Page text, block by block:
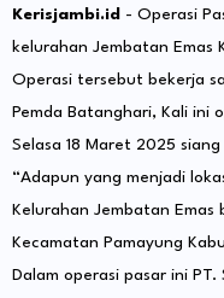
Kerisjambi.id - Operasi
kelurahan Jembatan Emas
Operasi tersebut bekerja
Pemda Batanghari, Kali ini
Selasa 18 Maret 2025
“Adapun yang menjadi
Kelurahan Jembatan
Kecamatan Pamayung
Dalam operasi pasar ini